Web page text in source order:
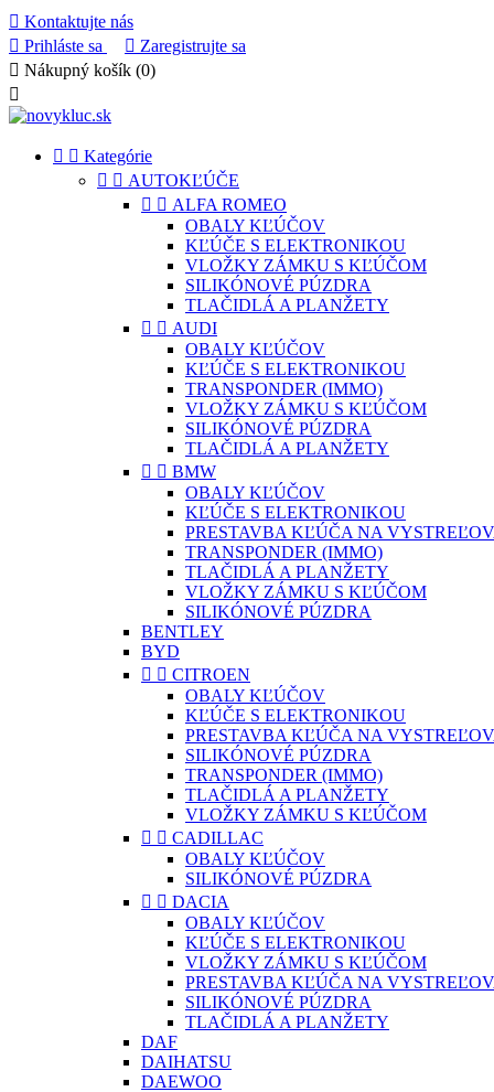
 Kontaktujte nás
 Prihláste sa  Zaregistrujte sa
 Nákupný košík (0)

  Kategórie
  AUTOKĽÚČE
  ALFA ROMEO
OBALY KĽÚČOV
KĽÚČE S ELEKTRONIKOU
VLOŽKY ZÁMKU S KĽÚČOM
SILIKÓNOVÉ PÚZDRA
TLAČIDLÁ A PLANŽETY
  AUDI
OBALY KĽÚČOV
KĽÚČE S ELEKTRONIKOU
TRANSPONDER (IMMO)
VLOŽKY ZÁMKU S KĽÚČOM
SILIKÓNOVÉ PÚZDRA
TLAČIDLÁ A PLANŽETY
  BMW
OBALY KĽÚČOV
KĽÚČE S ELEKTRONIKOU
PRESTAVBA KĽÚČA NA
TRANSPONDER (IMMO)
TLAČIDLÁ A PLANŽETY
VLOŽKY ZÁMKU S KĽÚČOM
SILIKÓNOVÉ PÚZDRA
BENTLEY
BYD
  CITROEN
OBALY KĽÚČOV
KĽÚČE S ELEKTRONIKOU
PRESTAVBA KĽÚČA NA
SILIKÓNOVÉ PÚZDRA
TRANSPONDER (IMMO)
TLAČIDLÁ A PLANŽETY
VLOŽKY ZÁMKU S KĽÚČOM
  CADILLAC
OBALY KĽÚČOV
SILIKÓNOVÉ PÚZDRA
  DACIA
OBALY KĽÚČOV
KĽÚČE S ELEKTRONIKOU
VLOŽKY ZÁMKU S KĽÚČOM
PRESTAVBA KĽÚČA NA
SILIKÓNOVÉ PÚZDRA
TLAČIDLÁ A PLANŽETY
DAF
DAIHATSU
DAEWOO